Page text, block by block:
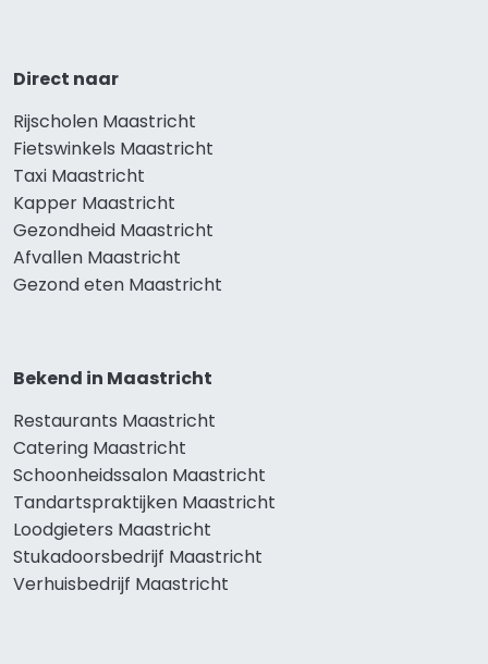
Direct naar
Rijscholen Maastricht
Fietswinkels Maastricht
Taxi Maastricht
Kapper Maastricht
Gezondheid Maastricht
Afvallen Maastricht
Gezond eten Maastricht
Bekend in Maastricht
Restaurants Maastricht
Catering Maastricht
Schoonheidssalon Maastricht
Tandartspraktijken Maastricht
Loodgieters Maastricht
Stukadoorsbedrijf Maastricht
Verhuisbedrijf Maastricht